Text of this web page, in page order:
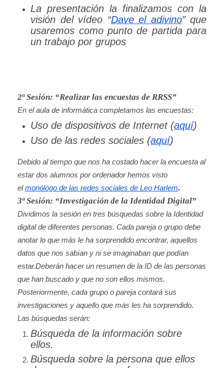
La presentación la finalizamos con la
visión del vídeo “Dave el adivino” que
usaremos como punto de partida para
un trabajo por grupos
2ª Sesión: “Realizar las encuestas de RRSS”
En el aula de informática completamos las encuestas:
Uso de dispositivos de Internet (aquí)
Uso de las redes sociales (aquí)
Debido al tiempo que nos ha costado hacer la encuesta al
estar dos alumnos por ordenador hemos visto
elmonólogo de las redes sociales de Leo Harlem.
3ª Sesión: “Investigación de la Identidad Digital”
Dividimos la sesión en tres búsquedas sobre la Identidad
digital de diferentes personas. Cada pareja o grupo debe
anotar lo que más le ha sorprendido encontrar, aquellos
datos que nos sabían y ni se imaginaban que podían
estar.Deberán hacer un resumen de la ID de las personas
que han buscado y que no son ellos mismos.
Posteriormente, cada grupo o pareja contará sus
investigaciones y aquello que más les ha sorprendido.
Las búsquedas serán:
Búsqueda de la información sobre
ellos.
Búsqueda sobre la persona que ellos